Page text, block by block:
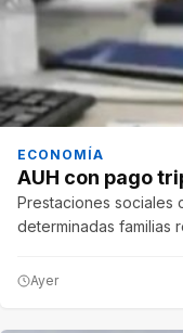
ECONOMÍA
AUH con pago
Prestaciones sociales
determinadas familias
Ayer